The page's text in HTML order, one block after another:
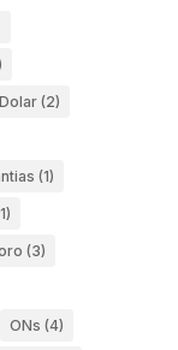
Dolar(2)
(1)
(3)
ONs (4)